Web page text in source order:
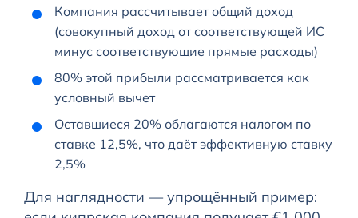
Компания рассчитывает общий доход
(совокупный доход от соответствующей ИС
минус соответствующие прямые расходы)
80% этой прибыли рассматривается как
условный вычет
Оставшиеся 20% облагаются налогом по
ставке 12,5%, что даёт эффективную ставку
2,5%
Для наглядности — упрощённый пример: